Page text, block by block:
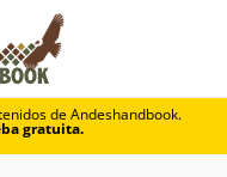
de Andeshandbook.
gratuita.